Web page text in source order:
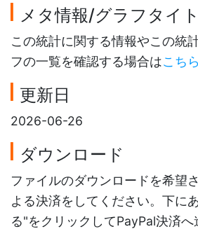
メタ情報/グラフタイ
この統計に関する情報やこの統
フの一覧を確認する場合はこちら
更新日
2026-06-26
ダウンロード
ファイルのダウンロードを希望
よる決済をしてください。下に
る"をクリックしてPayPal決済へ